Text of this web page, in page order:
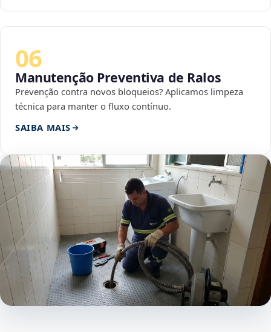
06
Manutenção Preventiva de Ralos
Prevenção contra novos bloqueios? Aplicamos limpeza
técnica para manter o fluxo contínuo.
SAIBA MAIS